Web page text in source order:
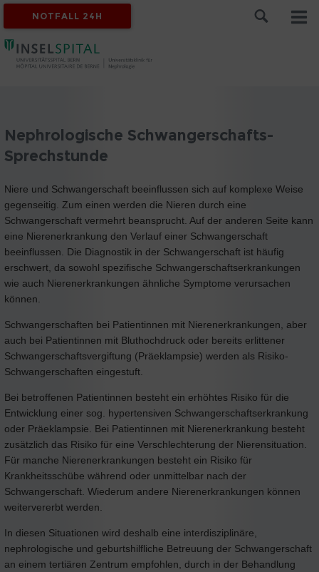
NOTFALL 24H
Nephrologische Schwangerschafts-
Sprechstunde
Niere und Schwangerschaft beeinflussen sich auf komplexe Weise
gegenseitig. Zum einen werden die Nieren durch eine
Schwangerschaft vermehrt beansprucht. Auf der anderen Seite kann
eine Nierenerkrankung den Verlauf einer Schwangerschaft
beeinflussen. Die Diagnostik in der Schwangerschaft ist häufig
erschwert, da sowohl spezifische Schwangerschaftserkrankungen
wie auch Nierenerkrankungen ähnliche Symptome verursachen
können.
Schwangerschaften bei Patientinnen mit Nierenerkrankungen, aber
auch bei Patientinnen mit Bluthochdruck oder bereits erlittener
Schwangerschaftsvergiftung (Präeklampsie) werden als Risiko-
Schwangerschaften eingestuft.
Bei betroffenen Patientinnen besteht ein erhöhtes Risiko für die
Entwicklung einer sog. hypertensiven Schwangerschaftserkrankung
oder Präeklampsie. Bei Patientinnen mit Nierenerkrankung besteht
zusätzlich das Risiko für eine Verschlechterung der Nierensituation.
Für manche Nierenerkrankungen besteht ein Risiko für
Krankheitsschübe während oder unmittelbar nach der
Schwangerschaft. Wiederum andere Nierenerkrankungen können
weitervererbt werden.
In diesen Situationen wird deshalb eine interdisziplinäre,
nephrologische und geburtshilfliche Betreuung der Schwangerschaft
an einem tertiären Zentrum empfohlen, durch in der Behandlung